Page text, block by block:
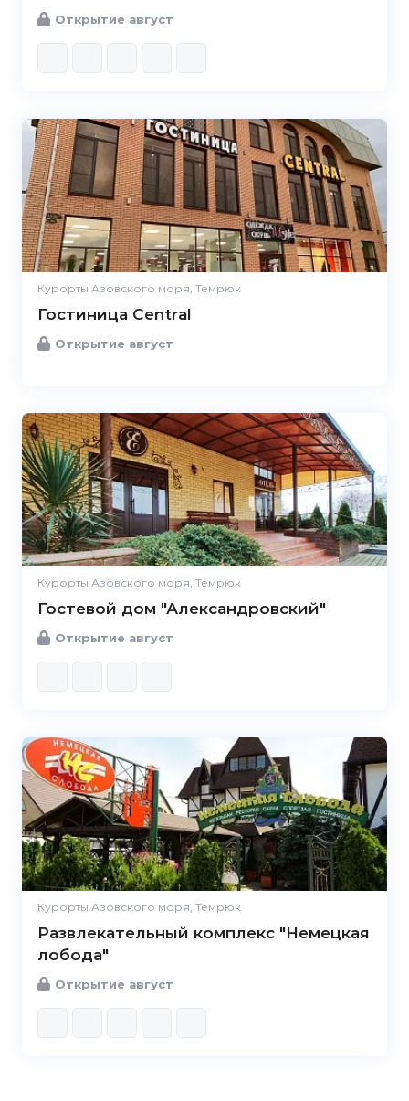
Открытие август
Курорты Азовского моря, Темрюк
Гостиница Central
Открытие август
Курорты Азовского моря, Темрюк
Гостевой дом "Александровский"
Открытие август
Курорты Азовского моря, Темрюк
Развлекательный комплекс "Немецкая
лобода"
Открытие август